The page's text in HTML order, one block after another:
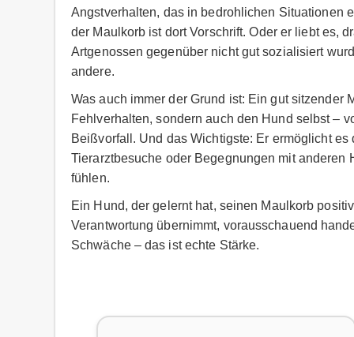
Angstverhalten, das in bedrohlichen Situationen
der Maulkorb ist dort Vorschrift. Oder er liebt es,
Artgenossen gegenüber nicht gut sozialisiert
andere.
Was auch immer der Grund ist: Ein gut sitzender
Fehlverhalten, sondern auch den Hund selbst –
Beißvorfall. Und das Wichtigste: Er ermöglicht
Tierarztbesuche oder Begegnungen mit
fühlen.
Ein Hund, der gelernt hat, seinen Maulkorb
Verantwortung übernimmt, vorausschauend
Schwäche – das ist echte Stärke.